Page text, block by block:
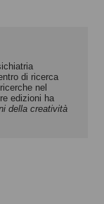
di ricerca
nel
edizioni ha
della creatività